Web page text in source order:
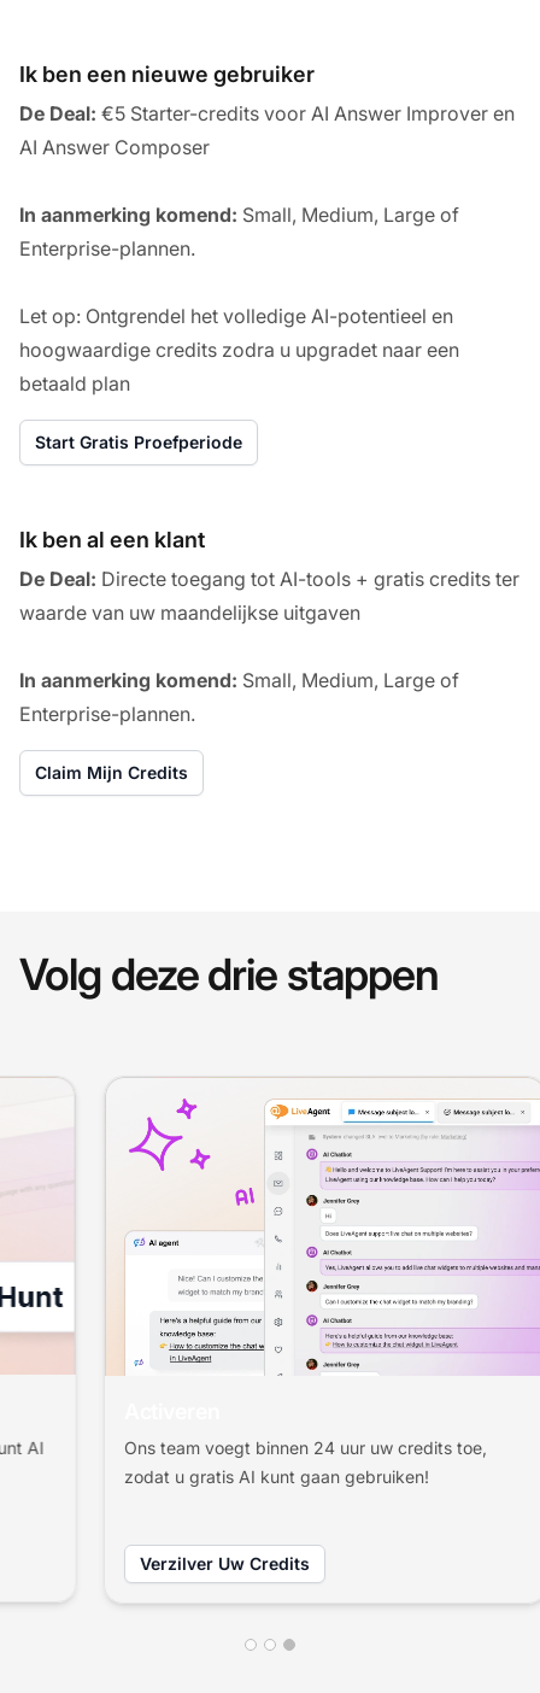
Ik ben een nieuwe gebruiker
De Deal: €5 Starter-credits voor AI Answer Improver en
AI Answer Composer
In aanmerking komend: Small, Medium, Large of
Enterprise-plannen.
Let op: Ontgrendel het volledige AI-potentieel en
hoogwaardige credits zodra u upgradet naar een
betaald plan
Start Gratis Proefperiode
Ik ben al een klant
De Deal: Directe toegang tot AI-tools + gratis credits ter
waarde van uw maandelijkse uitgaven
In aanmerking komend: Small, Medium, Large of
Enterprise-plannen.
Claim Mijn Credits
Volg deze drie stappen
Ons team voegt binnen 24 uur uw credits toe,
zodat u gratis AI kunt gaan gebruiken!
Verzilver Uw Credits